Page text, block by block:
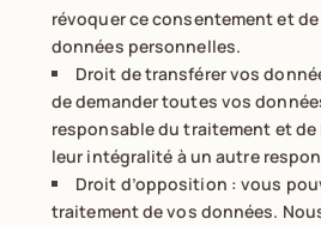
révoquer ce consentement et
données personnelles.
Droit de transférer vos
de demander toutes vos
responsable du traitement et
leur intégralité à un autre
Droit d’opposition : vous
traitement de vos données.